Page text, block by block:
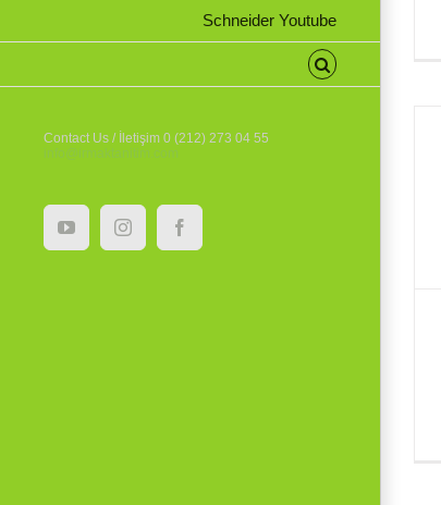
Schneider Youtube
Contact Us / İletişim 0 (212) 273 04 55
info@irmaktanitim.com
YouTubeInstagramFacebook
Schneider Kalem Türkiye